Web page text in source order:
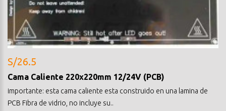
S/26.5
Cama Caliente 220x220mm 12/24V (PCB)
importante: esta cama caliente esta construido en una lamina de
PCB Fibra de vidrio, no incluye su..